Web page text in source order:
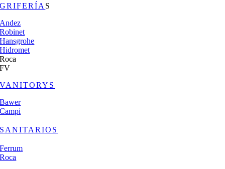
GRIFERÍA S
Andez
Robinet
Hansgrohe
Hidromet
Roca
FV
VANITORYS
Bawer
Campi
SANITARIOS
Ferrum
Roca